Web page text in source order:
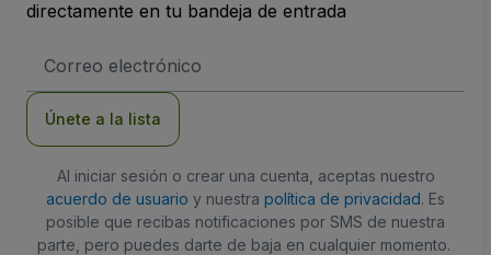
directamente en tu bandeja de entrada
de
Únete a la lista
Al iniciar sesión o crear una cuenta, aceptas nuestro
acuerdo de usuario y nuestra política de privacidad. Es
posible que recibas notificaciones por SMS de nuestra
parte, pero puedes darte de baja en cualquier momento.